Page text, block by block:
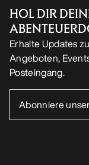
HOL DIR
Erhalte Updates
Angeboten,
Posteingang.